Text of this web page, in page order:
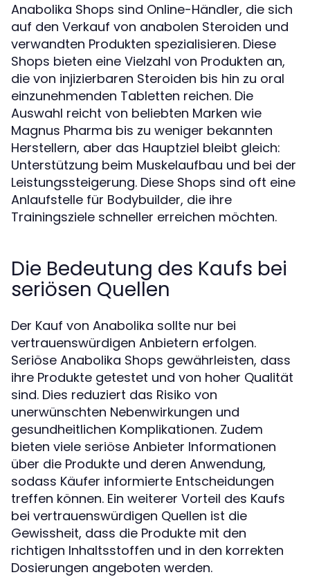
Anabolika Shops sind Online-Händler, die sich
auf den Verkauf von anabolen Steroiden und
verwandten Produkten spezialisieren. Diese
Shops bieten eine Vielzahl von Produkten an,
die von injizierbaren Steroiden bis hin zu oral
einzunehmenden Tabletten reichen. Die
Auswahl reicht von beliebten Marken wie
Magnus Pharma bis zu weniger bekannten
Herstellern, aber das Hauptziel bleibt gleich:
Unterstützung beim Muskelaufbau und bei der
Leistungssteigerung. Diese Shops sind oft eine
Anlaufstelle für Bodybuilder, die ihre
Trainingsziele schneller erreichen möchten.
Die Bedeutung des Kaufs bei
seriösen Quellen
Der Kauf von Anabolika sollte nur bei
vertrauenswürdigen Anbietern erfolgen.
Seriöse Anabolika Shops gewährleisten, dass
ihre Produkte getestet und von hoher Qualität
sind. Dies reduziert das Risiko von
unerwünschten Nebenwirkungen und
gesundheitlichen Komplikationen. Zudem
bieten viele seriöse Anbieter Informationen
über die Produkte und deren Anwendung,
sodass Käufer informierte Entscheidungen
treffen können. Ein weiterer Vorteil des Kaufs
bei vertrauenswürdigen Quellen ist die
Gewissheit, dass die Produkte mit den
richtigen Inhaltsstoffen und in den korrekten
Dosierungen angeboten werden.